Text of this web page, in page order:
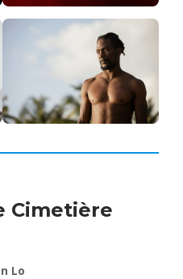
Cimetière
Lo